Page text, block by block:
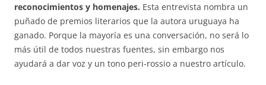
reconocimientos y homenajes. Esta entrevista nombra un
puñado de premios literarios que la autora uruguaya ha
ganado. Porque la mayoría es una conversación, no será lo
más útil de todos nuestras fuentes, sin embargo nos
ayudará a dar voz y un tono peri-rossio a nuestro artículo.